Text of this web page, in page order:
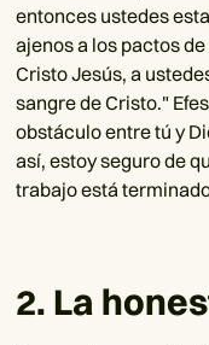
entonces ustedes
ajenos a los pactos
Cristo Jesús, a
sangre de Cristo."
obstáculo entre tú y
así, estoy seguro de
trabajo está
2. La